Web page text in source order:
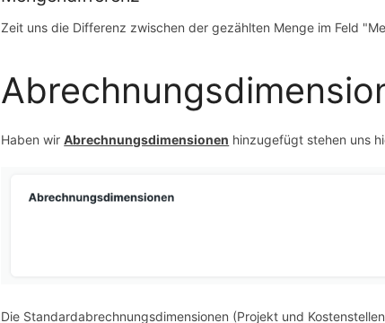
Zeit uns die Differenz zwischen der gezählten Menge im Feld
Haben wirAbrechnungsdimensionen hinzugefügt stehen uns
Die Standardabrechnungsdimensionen (Projekt und